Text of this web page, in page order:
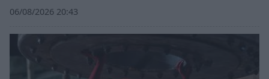
06/08/2026 20:43